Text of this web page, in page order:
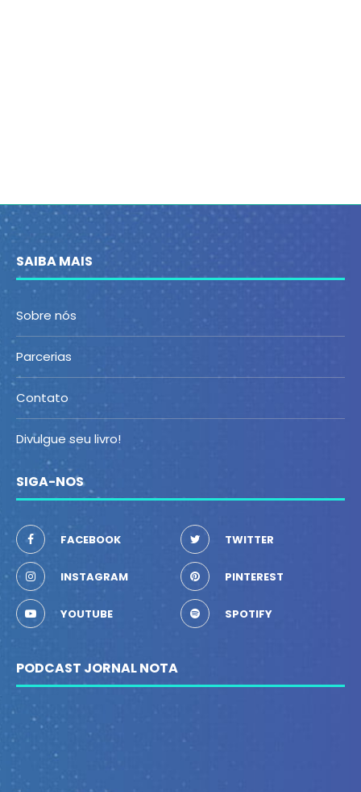
SAIBA MAIS
Sobre nós
Parcerias
Contato
Divulgue seu livro!
SIGA-NOS
FACEBOOK TWITTER
INSTAGRAM PINTEREST
YOUTUBE SPOTIFY
PODCAST JORNAL NOTA